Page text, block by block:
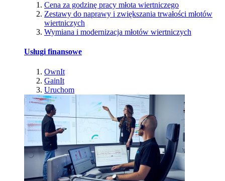
Cena za godzinę pracy młota wiertniczego
Zestawy do naprawy i zwiększania trwałości młotów
wiertniczych
Wymiana i modernizacja młotów wiertniczych
Usługi finansowe
OwnIt
GainIt
Uruchom